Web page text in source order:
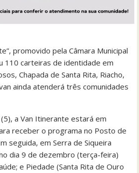
promovido pela Câmara Municipal
110 carteiras de identidade em
Chapada de Santa Rita, Riacho,
ainda atenderá três comunidades
a Van Itinerante estará em
receber o programa no Posto de
seguida, em Serra de Siqueira
dia 9 de dezembro (terça-feira)
e Piedade (Santa Rita de Ouro